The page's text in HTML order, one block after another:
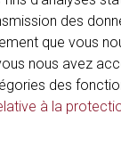
des
que vous
nous avez
des
à la
with the